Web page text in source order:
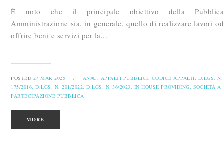
È noto che il principale obiettivo della
Amministrazione sia, in generale, quello di realizzare lavori
offrire beni e servizi per la...
POSTED 27 MAR 2025 / ANAC, APPALTI PUBBLICI, CODICE APPALTI, D.LGS. N.
175/2016, D.LGS. N. 201/2022, D.LGS. N. 36/2023, IN HOUSE PROVIDING, SOCIETÀ A
PARTECIPAZIONE PUBBLICA
MORE